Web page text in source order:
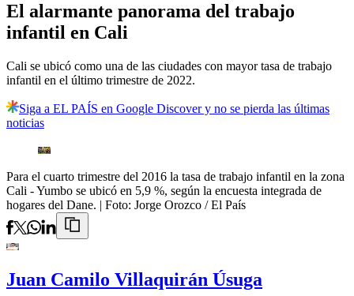
El alarmante panorama del trabajo
infantil en Cali
Cali se ubicó como una de las ciudades con mayor tasa de trabajo
infantil en el último trimestre de 2022.
Siga a EL PAÍS en Google Discover y no se pierda las últimas
noticias
Para el cuarto trimestre del 2016 la tasa de trabajo infantil en la zona
Cali - Yumbo se ubicó en 5,9 %, según la encuesta integrada de
hogares del Dane. | Foto: Jorge Orozco / El País
Juan Camilo Villaquirán Úsuga